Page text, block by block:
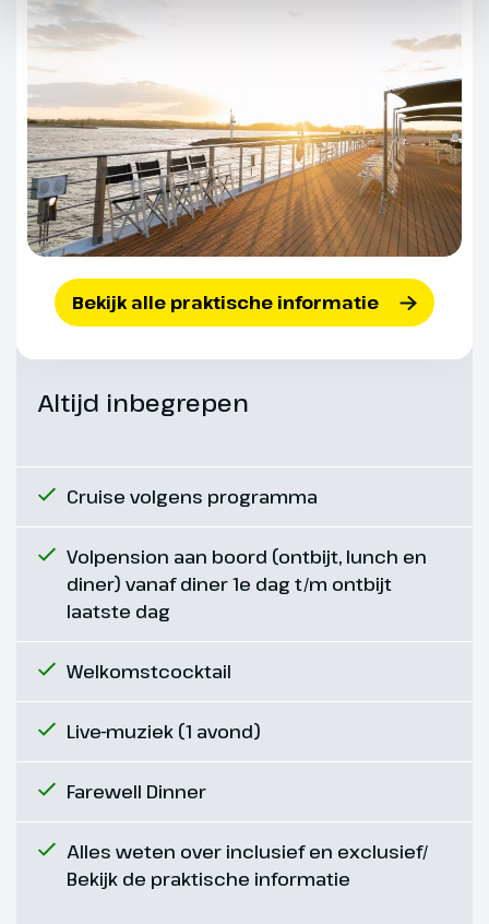
steenworp afstand wacht het
wereldberoemde Manneken Pis.
In de vele pralinewinkels proef je
ambachtelijke Belgische
chocolade, terwijl de overdekte
winkelgalerijen uitnodigen tot
flaneren. Kunstliefhebbers
bezoeken het Magritte Museum
of een van de andere musea in
de stad. De Europese wijk met
Brussel van een heel andere
koers naar Antwerpen. Tijdens
de culinaire verzorging en het
uitzicht op de oevers van de
Schelde. Later op de avond
bereiken we Antwerpen.
Hoogtepunt
De Brusselse Grote
Markt
Altijd inbegrepen
Cruise volgens programma
Volpension aan boord (ontbijt, lunch en
diner) vanaf diner 1e dag t/m ontbijt
laatste dag
Welkomstcocktail
Live-muziek (1 avond)
Farewell Dinner
Alles weten over inclusief en exclusief/
Bekijk de praktische informatie
Bekijk alle praktische informatie